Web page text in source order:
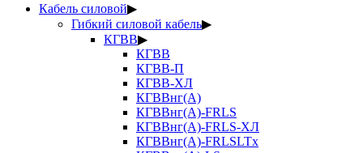
Кабель силовой▶
Гибкий силовой кабель▶
КГВВ▶
КГВВ
КГВВ-П
КГВВ-ХЛ
КГВВнг(А)
КГВВнг(А)-FRLS
КГВВнг(А)-FRLS-ХЛ
КГВВнг(А)-FRLSLTx